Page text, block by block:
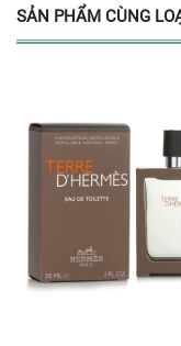
SẢN PHẨM CÙNG